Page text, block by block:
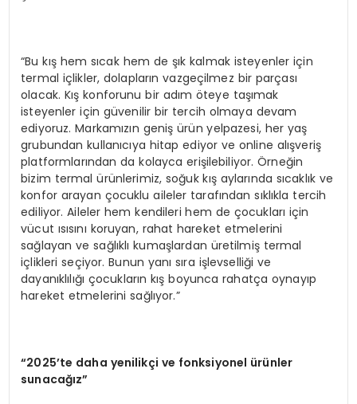
“Bu kış hem sıcak hem de şık kalmak isteyenler için
termal içlikler, dolapların vazgeçilmez bir parçası
olacak. Kış konforunu bir adım öteye taşımak
isteyenler için güvenilir bir tercih olmaya devam
ediyoruz. Markamızın geniş ürün yelpazesi, her yaş
grubundan kullanıcıya hitap ediyor ve online alışveriş
platformlarından da kolayca erişilebiliyor. Örneğin
bizim termal ürünlerimiz, soğuk kış aylarında sıcaklık ve
konfor arayan çocuklu aileler tarafından sıklıkla tercih
ediliyor. Aileler hem kendileri hem de çocukları için
vücut ısısını koruyan, rahat hareket etmelerini
sağlayan ve sağlıklı kumaşlardan üretilmiş termal
içlikleri seçiyor. Bunun yanı sıra işlevselliği ve
dayanıklılığı çocukların kış boyunca rahatça oynayıp
hareket etmelerini sağlıyor.”
“2025’te daha yenilikçi ve fonksiyonel ürünler
sunacağız”